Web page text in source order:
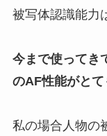
被写体認識能力
今まで使ってき
のAF性能がとて
私の場合人物の